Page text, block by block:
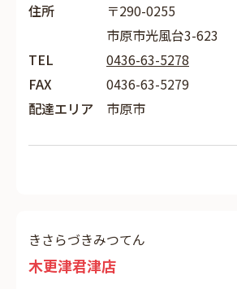
住所
〒290-0255
市原市光風台3-623
TEL
0436-63-5278
FAX
0436-63-5279
配達エリア
市原市
きさらづきみつてん
木更津君津店